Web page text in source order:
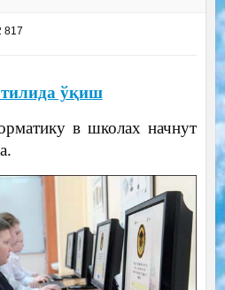
817
ўқиш
в школах начнут